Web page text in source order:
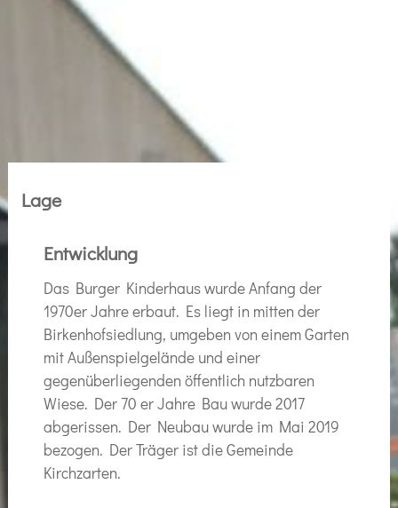
Lage
Entwicklung
Das Burger Kinderhaus wurde Anfang der
1970er Jahre erbaut. Es liegt in mitten der
Birkenhofsiedlung, umgeben von einem Garten
mit Außenspielgelände und einer
gegenüberliegenden öffentlich nutzbaren
Wiese. Der 70 er Jahre Bau wurde 2017
abgerissen. Der Neubau wurde im Mai 2019
bezogen. Der Träger ist die Gemeinde
Kirchzarten.